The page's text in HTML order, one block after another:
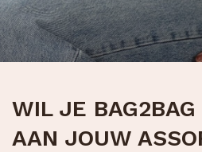
WIL JE BAG2BAG
AAN JOUW